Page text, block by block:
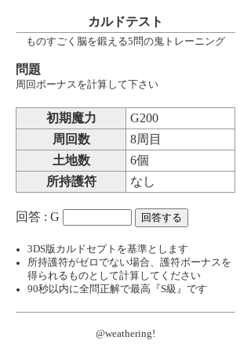
カルドテスト
ものすごく脳を鍛える5問の鬼トレーニング
問題
周回ボーナスを計算して下さい
初期魔力
G200
周回数
8周目
土地数
6個
所持護符
なし
回答 : G
3DS版カルドセプトを基準とします
所持護符がゼロでない場合、護符ボーナスを
得られるものとして計算してください
90秒以内に全問正解で最高『S級』です
@weathering!